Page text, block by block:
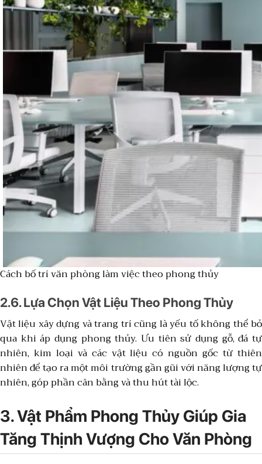
Cách bố trí văn phòng làm việc theo phong thủy
2.6. Lựa Chọn Vật Liệu Theo Phong Thủy
Vật liệu xây dựng và trang trí cũng là yếu tố không thể bỏ
qua khi áp dụng phong thủy. Ưu tiên sử dụng gỗ, đá tự
nhiên, kim loại và các vật liệu có nguồn gốc từ thiên
nhiên để tạo ra một môi trường gần gũi với năng lượng tự
nhiên, góp phần cân bằng và thu hút tài lộc.
3. Vật Phẩm Phong Thủy Giúp Gia
Tăng Thịnh Vượng Cho Văn Phòng